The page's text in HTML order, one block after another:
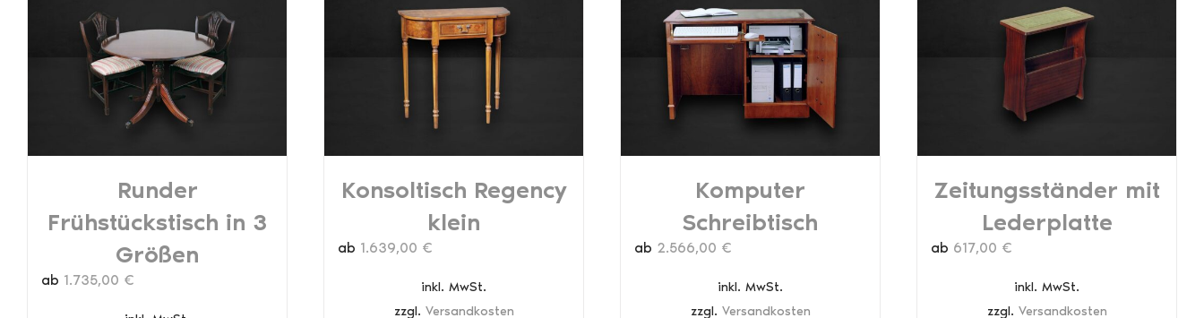
Runder
Frühstückstisch in 3
Größen
ab 1.735,00 €
Konsoltisch Regency
klein
ab 1.639,00 €
inkl. MwSt.
zzgl. Versandkosten
Komputer
Schreibtisch
ab 2.566,00 €
inkl. MwSt.
zzgl. Versandkosten
Zeitungsständer mit
Lederplatte
ab 617,00 €
inkl. MwSt.
zzgl. Versandkosten